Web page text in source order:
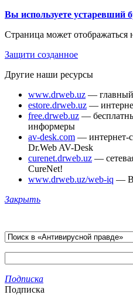
Вы используете устаревший
Страница может отображаться
Защити созданное
Другие наши ресурсы
www.drweb.uz — главный
estore.drweb.uz —
free.drweb.uz —
информеры
av-desk.com — интернет-
Dr.Web AV-Desk
curenet.drweb.uz —
CureNet!
www.drweb.uz/web-iq —
Закрыть
Подписка
Подписка